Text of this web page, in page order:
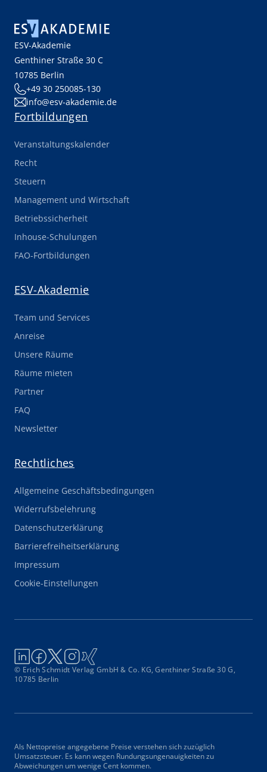
ESV-Akademie
Genthiner Straße 30 C
10785 Berlin
+49 30 250085-130
info@esv-akademie.de
Fortbildungen
Veranstaltungskalender
Recht
Steuern
Management und Wirtschaft
Betriebssicherheit
Inhouse-Schulungen
FAO-Fortbildungen
ESV-Akademie
Team und Services
Anreise
Unsere Räume
Räume mieten
Partner
FAQ
Newsletter
Rechtliches
Allgemeine Geschäftsbedingungen
Widerrufsbelehrung
Datenschutzerklärung
Barrierefreiheitserklärung
Impressum
Cookie-Einstellungen
© Erich Schmidt Verlag GmbH & Co. KG, Genthiner Straße 30 G,
10785 Berlin
Als Nettopreise angegebene Preise verstehen sich zuzüglich
Umsatzsteuer. Es kann wegen Rundungsungenauigkeiten zu
Abweichungen um wenige Cent kommen.